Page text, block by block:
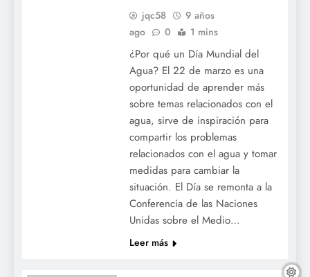
jqc58
9 años
ago
0 1 mins
¿Por qué un Día Mundial del
Agua? El 22 de marzo es una
oportunidad de aprender más
sobre temas relacionados con el
agua, sirve de inspiración para
compartir los problemas
relacionados con el agua y tomar
medidas para cambiar la
situación. El Día se remonta a la
Conferencia de las Naciones
Unidas sobre el Medio…
Leer más